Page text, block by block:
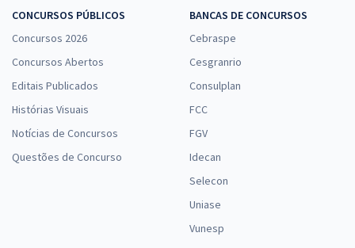
CONCURSOS PÚBLICOS
Concursos 2026
Concursos Abertos
Editais Publicados
Histórias Visuais
Notícias de Concursos
Questões de Concurso
BANCAS DE CONCURSOS
Cebraspe
Cesgranrio
Consulplan
FCC
FGV
Idecan
Selecon
Uniase
Vunesp